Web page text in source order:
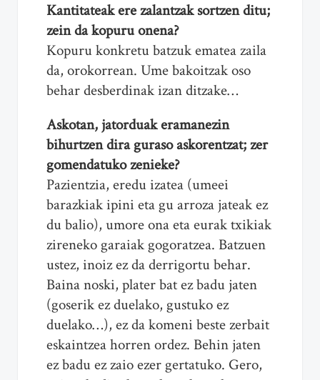
Kantitateak ere zalantzak sortzen ditu;
zein da kopuru onena?
Kopuru konkretu batzuk ematea zaila
da, orokorrean. Ume bakoitzak oso
behar desberdinak izan ditzake…
Askotan, jatorduak eramanezin
bihurtzen dira guraso askorentzat; zer
gomendatuko zenieke?
Pazientzia, eredu izatea (umeei
barazkiak ipini eta gu arroza jateak ez
du balio), umore ona eta eurak txikiak
zireneko garaiak gogoratzea. Batzuen
ustez, inoiz ez da derrigortu behar.
Baina noski, plater bat ez badu jaten
(goserik ez duelako, gustuko ez
duelako…), ez da komeni beste zerbait
eskaintzea horren ordez. Behin jaten
ez badu ez zaio ezer gertatuko. Gero,